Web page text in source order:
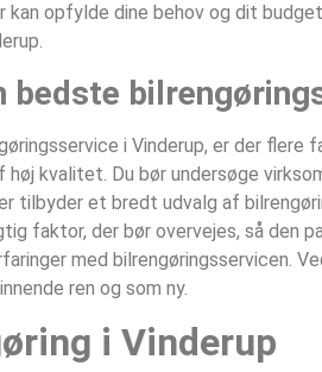
kan opfylde dine behov og dit
bedste
i Vinderup‎, er der
kvalitet. Du bør undersøge
et bredt udvalg af
faktor, der bør overvejes, så
med bilrengøringsservicen.
ren og som ny.
i Vinderup‎